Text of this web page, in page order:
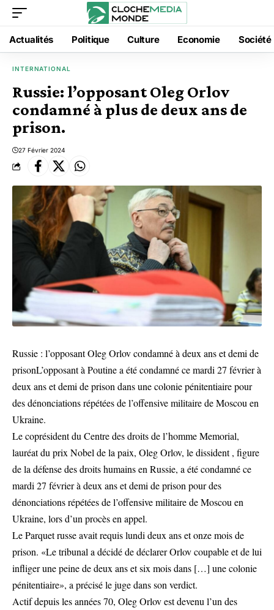
Actualités Politique Culture Economie Société
INTERNATIONAL
Russie: l’opposant Oleg Orlov
condamné à plus de deux ans de
prison.
27 Février 2024
Russie : l’opposant Oleg Orlov condamné à deux ans et demi de
prisonL’opposant à Poutine a été condamné ce mardi 27 février à
deux ans et demi de prison dans une colonie pénitentiaire pour
des dénonciations répétées de l’offensive militaire de Moscou en
Ukraine.
Le coprésident du Centre des droits de l’homme Memorial,
lauréat du prix Nobel de la paix, Oleg Orlov, le dissident , figure
de la défense des droits humains en Russie, a été condamné ce
mardi 27 février à deux ans et demi de prison pour des
dénonciations répétées de l’offensive militaire de Moscou en
Ukraine, lors d’un procès en appel.
Le Parquet russe avait requis lundi deux ans et onze mois de
prison. «Le tribunal a décidé de déclarer Orlov coupable et de lui
infliger une peine de deux ans et six mois dans […] une colonie
pénitentiaire», a précisé le juge dans son verdict.
Actif depuis les années 70, Oleg Orlov est devenu l’un des